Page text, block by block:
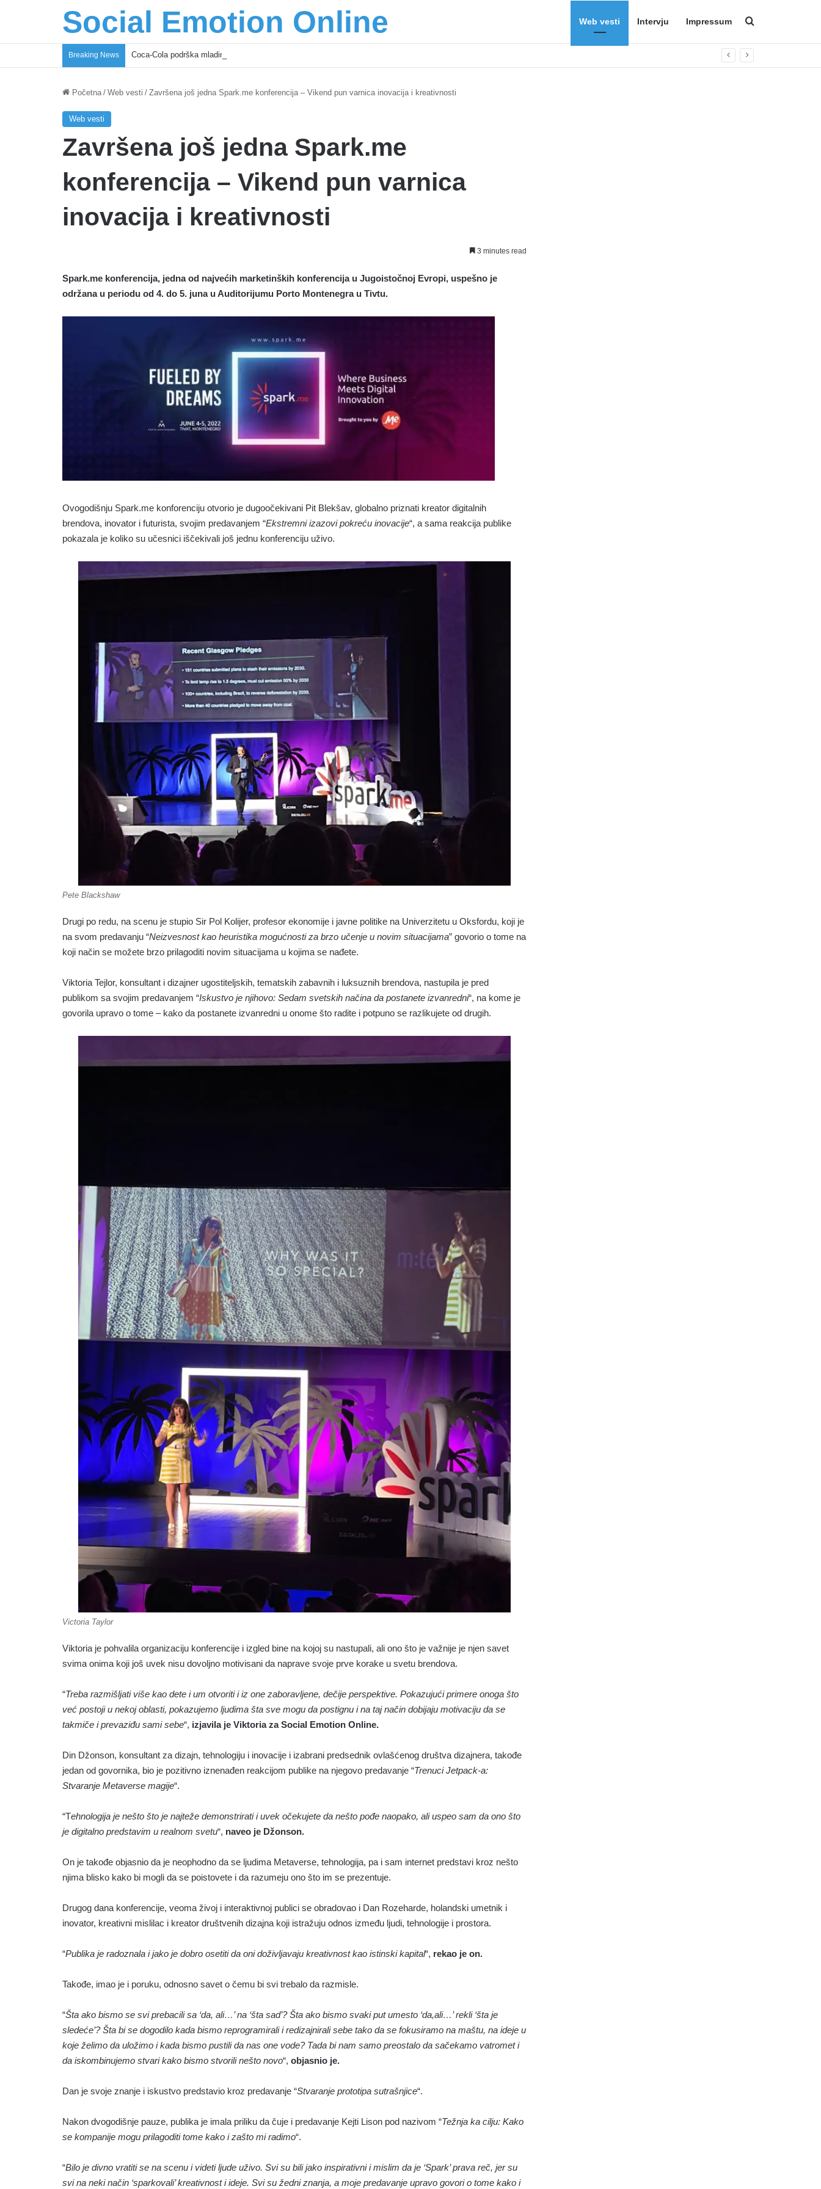
Social Emotion Online Web vesti Intervju Impressum
Breaking News Coca-Cola podrška mladima i Excel Grašić osnažuju mlade u regionu
Početna / Web vesti / Završena još jedna Spark.me konferencija – Vikend pun varnica inovacija i kreativnosti
Web vesti
Završena još jedna Spark.me
konferencija – Vikend pun varnica
inovacija i kreativnosti
3 minutes read
Spark.me konferencija, jedna od najvećih marketinških konferencija u Jugoistočnoj Evropi, uspešno je
održana u periodu od 4. do 5. juna u Auditorijumu Porto Montenegra u Tivtu.
Ovogodišnju Spark.me konforenciju otvorio je dugoočekivani Pit Blekšav, globalno priznati kreator digitalnih
brendova, inovator i futurista, svojim predavanjem “Ekstremni izazovi pokreću inovacije“, a sama reakcija publike
pokazala je koliko su učesnici iščekivali još jednu konferenciju uživo.
Pete Blackshaw
Drugi po redu, na scenu je stupio Sir Pol Kolijer, profesor ekonomije i javne politike na Univerzitetu u Oksfordu, koji je
na svom predavanju “Neizvesnost kao heuristika mogućnosti za brzo učenje u novim situacijama” govorio o tome na
koji način se možete brzo prilagoditi novim situacijama u kojima se nađete.
Viktoria Tejlor, konsultant i dizajner ugostiteljskih, tematskih zabavnih i luksuznih brendova, nastupila je pred
publikom sa svojim predavanjem “Iskustvo je njihovo: Sedam svetskih načina da postanete izvanredni“, na kome je
govorila upravo o tome – kako da postanete izvanredni u onome što radite i potpuno se razlikujete od drugih.
Victoria Taylor
Viktoria je pohvalila organizaciju konferencije i izgled bine na kojoj su nastupali, ali ono što je važnije je njen savet
svima onima koji još uvek nisu dovoljno motivisani da naprave svoje prve korake u svetu brendova.
“Treba razmišljati više kao dete i um otvoriti i iz one zaboravljene, dečije perspektive. Pokazujući primere onoga što
već postoji u nekoj oblasti, pokazujemo ljudima šta sve mogu da postignu i na taj način dobijaju motivaciju da se
takmiče i prevaziđu sami sebe“, izjavila je Viktoria za Social Emotion Online.
Din Džonson, konsultant za dizajn, tehnologiju i inovacije i izabrani predsednik ovlašćenog društva dizajnera, takođe
jedan od govornika, bio je pozitivno iznenađen reakcijom publike na njegovo predavanje “Trenuci Jetpack-a:
Stvaranje Metaverse magije“.
“Tehnologija je nešto što je najteže demonstrirati i uvek očekujete da nešto pođe naopako, ali uspeo sam da ono što
je digitalno predstavim u realnom svetu“, naveo je Džonson.
On je takođe objasnio da je neophodno da se ljudima Metaverse, tehnologija, pa i sam internet predstavi kroz nešto
njima blisko kako bi mogli da se poistovete i da razumeju ono što im se prezentuje.
Drugog dana konferencije, veoma živoj i interaktivnoj publici se obradovao i Dan Rozeharde, holandski umetnik i
inovator, kreativni mislilac i kreator društvenih dizajna koji istražuju odnos između ljudi, tehnologije i prostora.
“Publika je radoznala i jako je dobro osetiti da oni doživljavaju kreativnost kao istinski kapital“, rekao je on.
Takođe, imao je i poruku, odnosno savet o čemu bi svi trebalo da razmisle.
“Šta ako bismo se svi prebacili sa ‘da, ali…’ na ‘šta sad’? Šta ako bismo svaki put umesto ‘da,ali…’ rekli ‘šta je
sledeće’? Šta bi se dogodilo kada bismo reprogramirali i redizajnirali sebe tako da se fokusiramo na maštu, na ideje u
koje želimo da uložimo i kada bismo pustili da nas one vode? Tada bi nam samo preostalo da sačekamo vatromet i
da iskombinujemo stvari kako bismo stvorili nešto novo“, objasnio je.
Dan je svoje znanje i iskustvo predstavio kroz predavanje “Stvaranje prototipa sutrašnjice“.
Nakon dvogodišnje pauze, publika je imala priliku da čuje i predavanje Kejti Lison pod nazivom “Težnja ka cilju: Kako
se kompanije mogu prilagoditi tome kako i zašto mi radimo“.
“Bilo je divno vratiti se na scenu i videti ljude uživo. Svi su bili jako inspirativni i mislim da je ‘Spark’ prava reč, jer su
svi na neki način ‘sparkovali’ kreativnost i ideje. Svi su žedni znanja, a moje predavanje upravo govori o tome kako i